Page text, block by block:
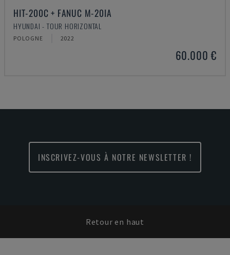
HIT-200C + FANUC M-20IA
HYUNDAI - TOUR HORIZONTAL
POLOGNE 2022
60.000 €
INSCRIVEZ-VOUS À NOTRE NEWSLETTER !
Retour en haut